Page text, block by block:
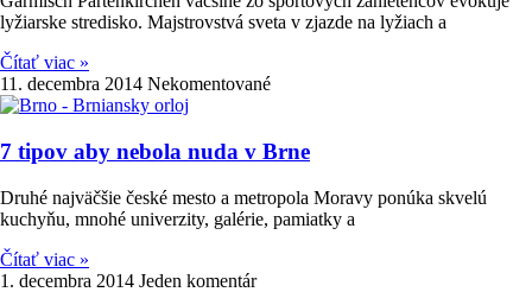
lyžiarske stredisko. Majstrovstvá sveta v zjazde na lyžiach a
Čítať viac »
11. decembra 2014 Nekomentované
7 tipov aby nebola nuda v Brne
Druhé najväčšie české mesto a metropola Moravy ponúka skvelú
kuchyňu, mnohé univerzity, galérie, pamiatky a
Čítať viac »
1. decembra 2014 Jeden komentár